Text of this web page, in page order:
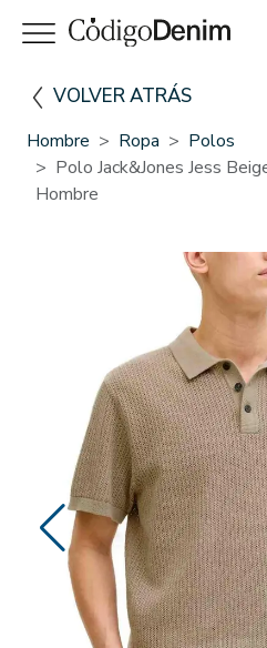
VOLVER ATRÁS
Hombre Ropa
Polos
Polo Jack&Jones Jess
Hombre